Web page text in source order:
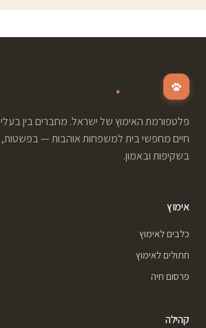
.
פלטפורמת האימוץ של ישראל. מחברים בין בעלי
חיים מחפשי בית למשפחות אוהבות — בפשטות,
בשקיפות ובאמון.
אימוץ
כלבים לאימוץ
חתולים לאימוץ
פרסום חיה
קהילה